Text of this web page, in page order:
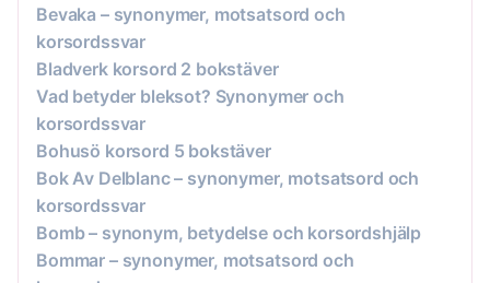
Bevaka – synonymer, motsatsord och
korsordssvar
Bladverk korsord 2 bokstäver
Vad betyder bleksot? Synonymer och
korsordssvar
Bohusö korsord 5 bokstäver
Bok Av Delblanc – synonymer, motsatsord och
korsordssvar
Bomb – synonym, betydelse och korsordshjälp
Bommar – synonymer, motsatsord och